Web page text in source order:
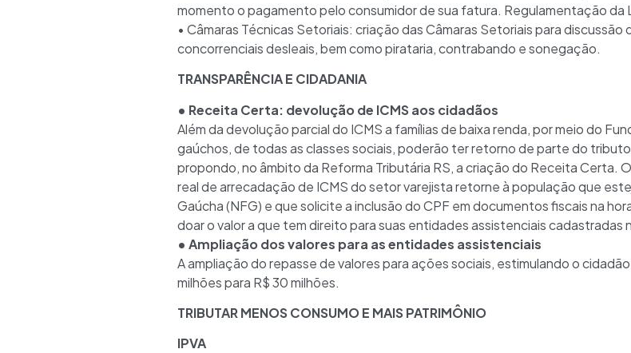
momento o pagamento pelo consumidor de sua fatura. Regulamentação da
• Câmaras Técnicas Setoriais: criação das Câmaras Setoriais para
concorrenciais desleais, bem como pirataria, contrabando e sonegação.
TRANSPARÊNCIA E CIDADANIA
• Receita Certa: devolução de ICMS aos cidadãos
Além da devolução parcial do ICMS a famílias de baixa renda, por meio do
gaúchos, de todas as classes sociais, poderão ter retorno de parte do
propondo, no âmbito da Reforma Tributária RS, a criação do Receita Certa.
real de arrecadação de ICMS do setor varejista retorne à população que
Gaúcha (NFG) e que solicite a inclusão do CPF em documentos fiscais na
doar o valor a que tem direito para suas entidades assistenciais cadastradas
• Ampliação dos valores para as entidades assistenciais
A ampliação do repasse de valores para ações sociais, estimulando o
milhões para R$ 30 milhões.
TRIBUTAR MENOS CONSUMO E MAIS PATRIMÔNIO
IPVA